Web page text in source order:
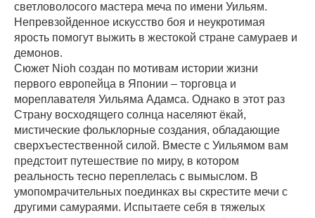
светловолосого мастера меча по имени Уильям.
Непревзойденное искусство боя и неукротимая
ярость помогут выжить в жестокой стране самураев и
демонов.
Сюжет Nioh создан по мотивам истории жизни
первого европейца в Японии – торговца и
мореплавателя Уильяма Адамса. Однако в этот раз
Страну восходящего солнца населяют ёкай,
мистические фольклорные создания, обладающие
сверхъестественной силой. Вместе с Уильямом вам
предстоит путешествие по миру, в котором
реальность тесно переплелась с вымыслом. В
умопомрачительных поединках вы скрестите мечи с
другими самураями. Испытаете себя в тяжелых